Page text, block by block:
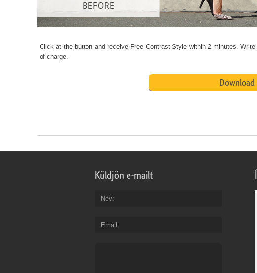
Click at the button and receive Free Contrast Style within 2 minutes.
of charge.
Download
Küldjön e-mailt
Név
Email